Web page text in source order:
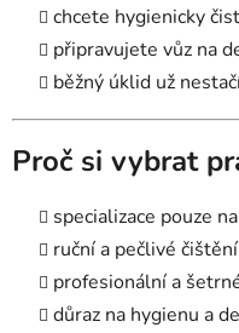
chcete hygienicky
připravujete vůz na
běžný úklid už
Proč si vybrat
specializace pouze
ruční a pečlivé
profesionální a
důraz na hygienu a